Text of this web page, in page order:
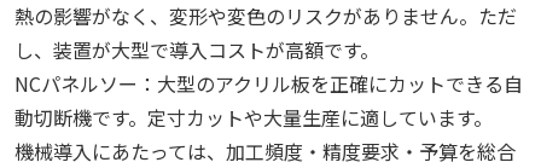
熱の影響がなく、変形や変色のリスクがありません。ただ
し、装置が大型で導入コストが高額です。
NCパネルソー：大型のアクリル板を正確にカットできる自
動切断機です。定寸カットや大量生産に適しています。
機械導入にあたっては、加工頻度・精度要求・予算を総合